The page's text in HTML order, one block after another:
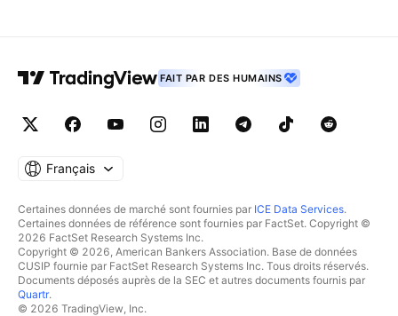
FAIT PAR DES HUMAINS
Français
Certaines données de marché sont fournies par ICE Data Services.
Certaines données de référence sont fournies par FactSet. Copyright ©
2026 FactSet Research Systems Inc.
Copyright © 2026, American Bankers Association. Base de données
CUSIP fournie par FactSet Research Systems Inc. Tous droits réservés.
Documents déposés auprès de la SEC et autres documents fournis par
Quartr.
© 2026 TradingView, Inc.